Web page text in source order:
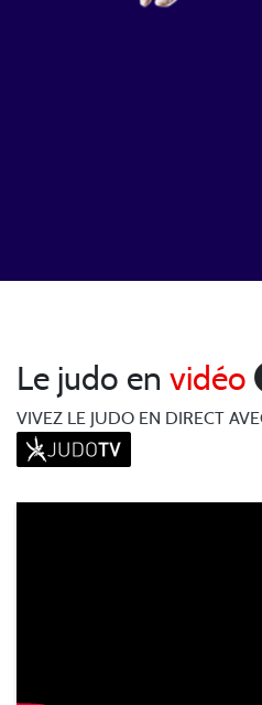
Le judo en vidéo
VIVEZ LE JUDO EN DIRECT